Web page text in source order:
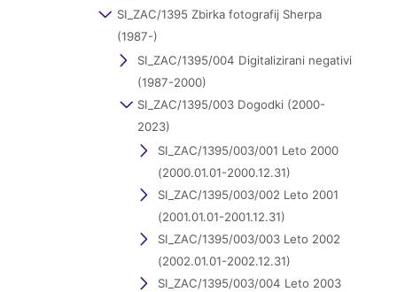
SI_ZAC/1395 Zbirka fotografij Sherpa
(1987-)
SI_ZAC/1395/004 Digitalizirani negativi
(1987-2000)
SI_ZAC/1395/003 Dogodki (2000-
2023)
SI_ZAC/1395/003/001 Leto 2000
(2000.01.01-2000.12.31)
SI_ZAC/1395/003/002 Leto 2001
(2001.01.01-2001.12.31)
SI_ZAC/1395/003/003 Leto 2002
(2002.01.01-2002.12.31)
SI_ZAC/1395/003/004 Leto 2003